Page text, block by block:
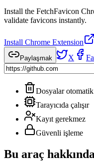
Install the FetchFavicon
validate favicons instantly.
Install Chrome Extension
Paylaşmak X
Dosyalar
Tarayıcıda çalışır
Kayıt gerekmez
Güvenli işleme
Bu araç hakkında